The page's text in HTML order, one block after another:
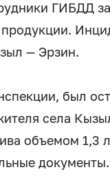
ГИБДД
— Эрзин.
был
села
объемом 1,3
документы.